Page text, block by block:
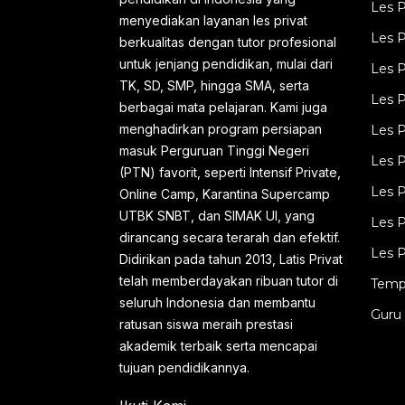
diam-diam, dan tanpa disadari.
Beberapa penyebab yang umum tapi
sering diabaikan meliputi: 1.
Manajemen Waktu yang Berantakan
menyediakan layanan les privat
berkualitas dengan tutor profesional
untuk jenjang pendidikan, mulai dari
TK, SD, SMP, hingga SMA, serta
berbagai mata pelajaran. Kami juga
menghadirkan program persiapan
masuk Perguruan Tinggi Negeri
(PTN) favorit, seperti Intensif Private,
Online Camp, Karantina Supercamp
UTBK SNBT, dan SIMAK UI, yang
dirancang secara terarah dan efektif.
Didirikan pada tahun 2013, Latis Privat
telah memberdayakan ribuan tutor di
seluruh Indonesia dan membantu
ratusan siswa meraih prestasi
akademik terbaik serta mencapai
tujuan pendidikannya.
Les
Les
Les
Les
Les
Les
Les
Les
Les